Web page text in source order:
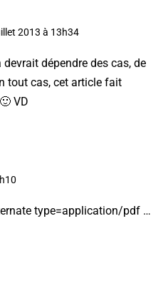
2013 à 13h34
dépendre des cas, de
tout cas, cet article fait
VD
type=application/pdf …